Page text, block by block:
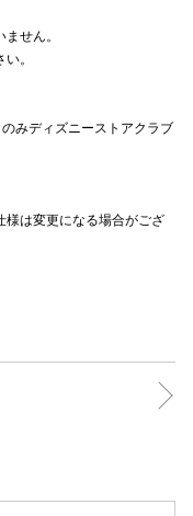
せん。
。
みディズニーストアクラブ
は変更になる場合がござ